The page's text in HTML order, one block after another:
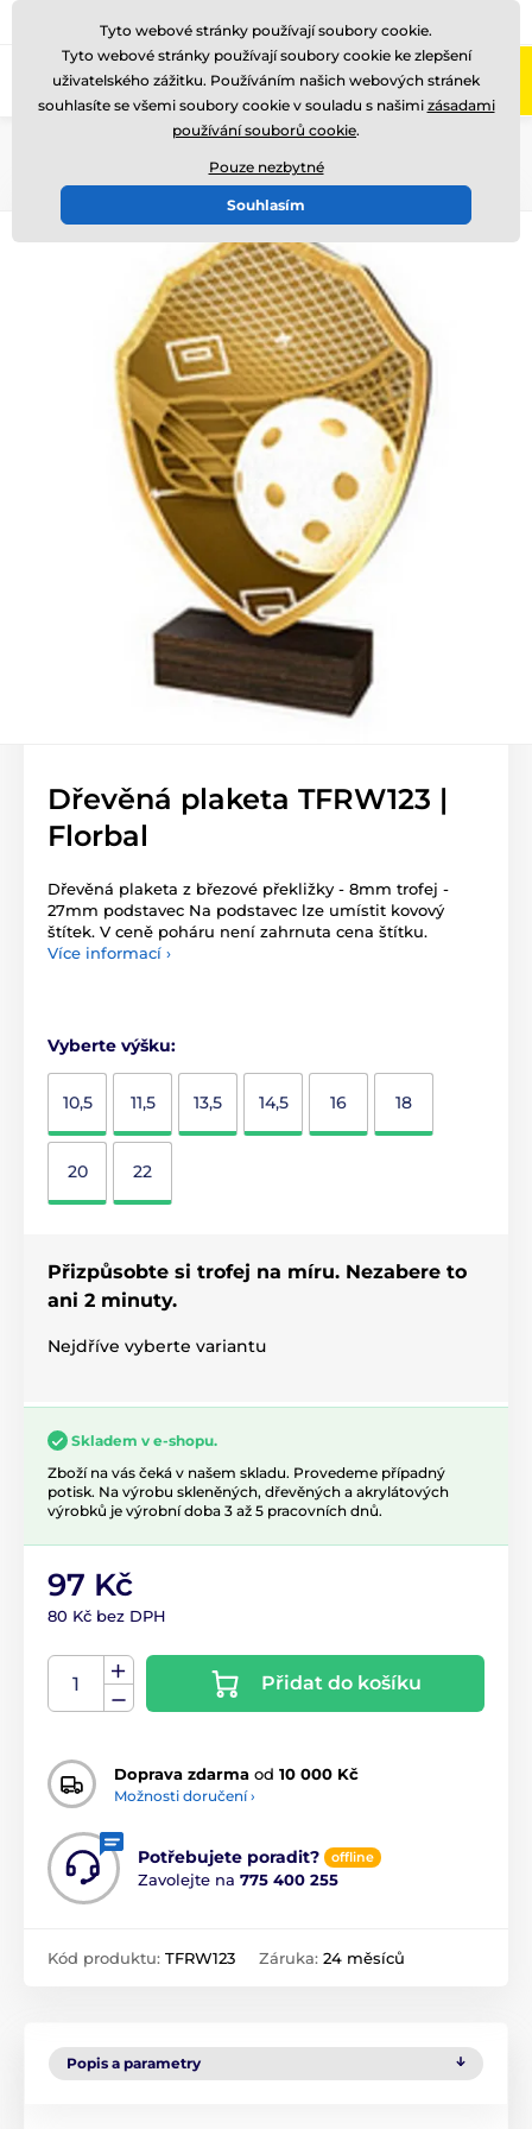
Zavolejte nám (Po-Pá 8-17)
Dřevěná plaketa TFRW123 |
Florbal
Dřevěná plaketa z březové překližky - 8mm trofej -
27mm podstavec Na podstavec lze umístit kovový
štítek. V ceně poháru není zahrnuta cena štítku.
Více informací ›
Vyberte výšku:
10,5 11,5 13,5 14,5 16 18
20 22
Přizpůsobte si trofej na míru. Nezabere to
ani 2 minuty.
Nejdříve vyberte variantu
Skladem v e-shopu.
Zboží na vás čeká v našem skladu. Provedeme případný
potisk. Na výrobu skleněných, dřevěných a akrylátových
výrobků je výrobní doba 3 až 5 pracovních dnů.
97 Kč
80 Kč bez DPH
Přidat do košíku
Doprava zdarma od 10 000 Kč
Možnosti doručení ›
Potřebujete poradit? offline
Zavolejte na 775 400 255
Kód produktu: TFRW123 Záruka: 24 měsíců
Popis a parametry
Tyto webové stránky používají soubory cookie.
Tyto webové stránky používají soubory cookie ke zlepšení
uživatelského zážitku. Používáním našich webových stránek
souhlasíte se všemi soubory cookie v souladu s našimi zásadami
používání souborů cookie.
Pouze nezbytné
Souhlasím